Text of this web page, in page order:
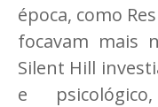
época, como
focavam mais
Silent Hill
e